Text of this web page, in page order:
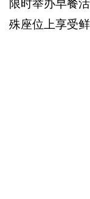
限时举办早餐
殊座位上享受鲜